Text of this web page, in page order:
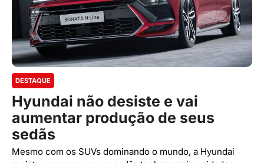
DESTAQUE
Hyundai não desiste e vai
aumentar produção de seus
sedãs
Mesmo com os SUVs dominando o mundo, a Hyundai